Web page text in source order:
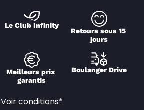
Le Club Infinity
Retours sous 15
jours
Meilleurs prix
garantis
Boulanger Drive
Voir conditions*